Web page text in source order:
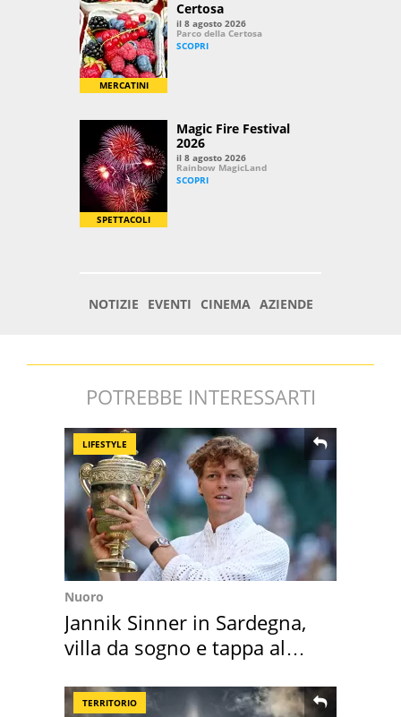
POTREBBE INTERESSARTI
LIFESTYLE
Nuoro
Jannik Sinner in Sardegna,
villa da sogno e tappa al
TERRITORIO